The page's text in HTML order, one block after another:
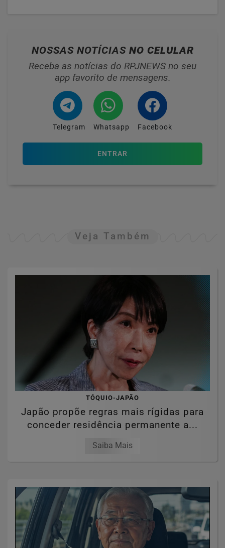
NOSSAS NOTÍCIAS NO CELULAR
Receba as notícias do RPJNEWS no seu
app favorito de mensagens.
Telegram Whatsapp Facebook
ENTRAR
Veja Também
TÓQUIO-JAPÃO
Japão propõe regras mais rígidas para
conceder residência permanente a...
Saiba Mais